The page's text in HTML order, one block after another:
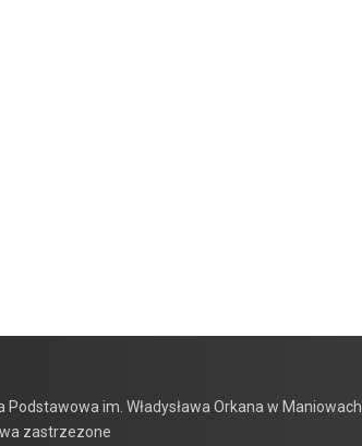
Podstawowa im. Władysława Orkana w Maniowach
zastrzezone